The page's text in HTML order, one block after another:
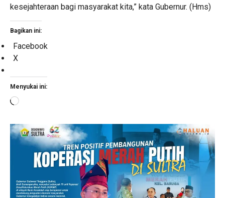
kesejahteraan bagi masyarakat kita,” kata Gubernur. (Hms)
Bagikan ini:
Facebook
X
Menyukai ini:
Memuat...